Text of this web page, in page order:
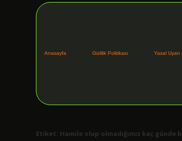
Anasayfa Gizlilik Politikası Yasal Uyarı
Etiket: Hamile olup olmadığımız kaç günde